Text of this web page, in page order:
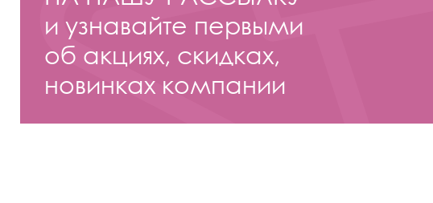
и узнавайте первыми
об акциях, скидках,
новинках компании